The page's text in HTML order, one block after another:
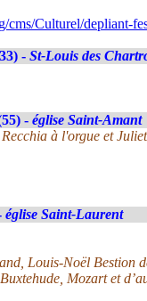
cms/Culturel/depliant-
- St-Louis des
- église Saint-Amant
à l'orgue et
église Saint-Laurent
Louis-Noël Bestion
Mozart et